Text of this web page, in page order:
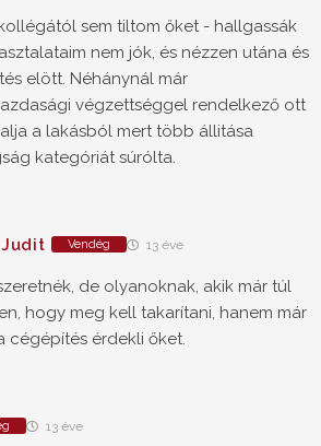
sem tiltom őket - hallgassák
nem jók, és nézzen utána és
elött. Néhánynál már
végzettséggel rendelkező ott
a lakásból mert több állitása
kategóriát súrólta.
Vendég 13 éve
de olyanoknak, akik már túl
hogy meg kell takarítani, hanem már
cégépítés érdekli őket.
13 éve